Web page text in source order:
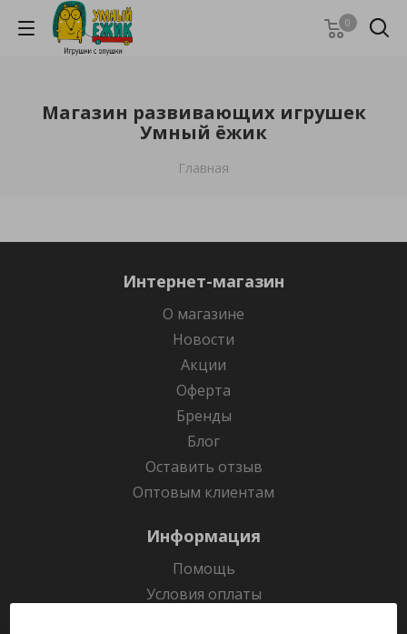
0
Магазин развивающих игрушек
Умный ёжик
Главная
Интернет-магазин
О магазине
Новости
Акции
Оферта
Бренды
Блог
Оставить отзыв
Оптовым клиентам
Информация
Помощь
Условия оплаты